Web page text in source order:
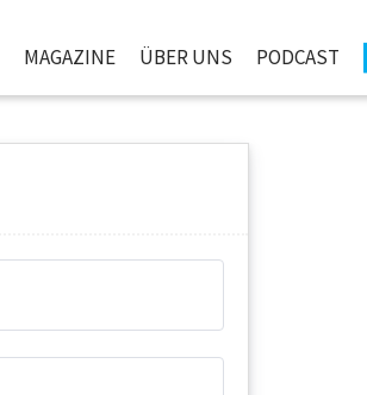
MAGAZINE ÜBER UNS PODCAST